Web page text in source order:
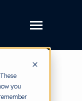
you
Toggle